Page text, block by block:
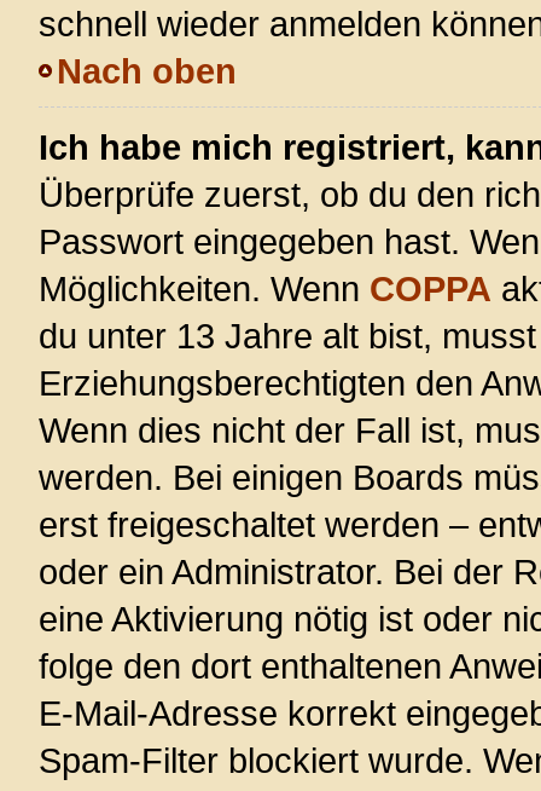
schnell wieder anmelden
Nach oben
Ich habe mich registriert,
Überprüfe zuerst, ob du den
Passwort eingegeben hast.
Möglichkeiten. Wenn COPPA
du unter 13 Jahre alt bist,
Erziehungsberechtigten den
Wenn dies nicht der Fall ist,
werden. Bei einigen Boards
erst freigeschaltet werden –
oder ein Administrator. Bei der
eine Aktivierung nötig ist oder
folge den dort enthaltenen
E-Mail-Adresse korrekt
Spam-Filter blockiert wurde.